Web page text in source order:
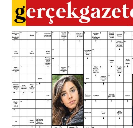
Reklam
Stratejileri